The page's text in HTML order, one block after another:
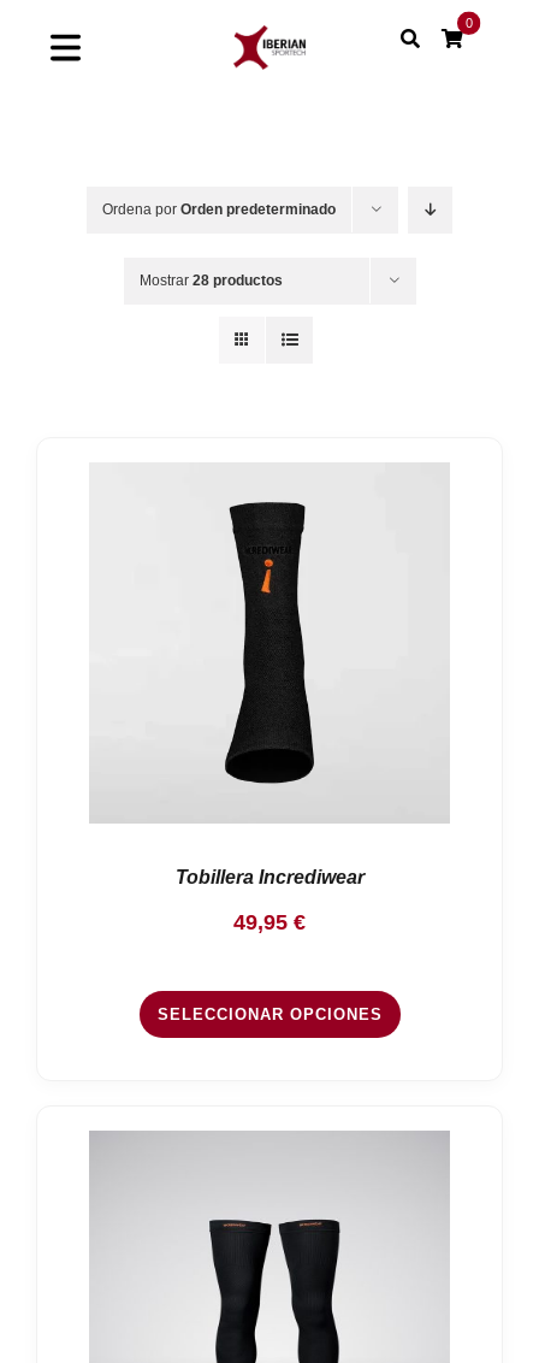
Toggle
0
Ordena por Orden predeterminado
Mostrar 28 productos
Tobillera Incrediwear
49,95 €
SELECCIONAR OPCIONES